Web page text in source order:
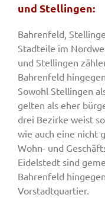
und Stellingen:
Bahrenfeld,
Stadteile im
und Stellingen
Bahrenfeld
Sowohl Stellingen
gelten als eher
drei Bezirke weist
wie auch eine nicht
Wohn- und
Eidelstedt sind
Bahrenfeld
Vorstadtquartier.